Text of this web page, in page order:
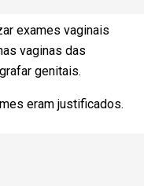
exames vaginais
vaginas das
genitais.
eram justificados.